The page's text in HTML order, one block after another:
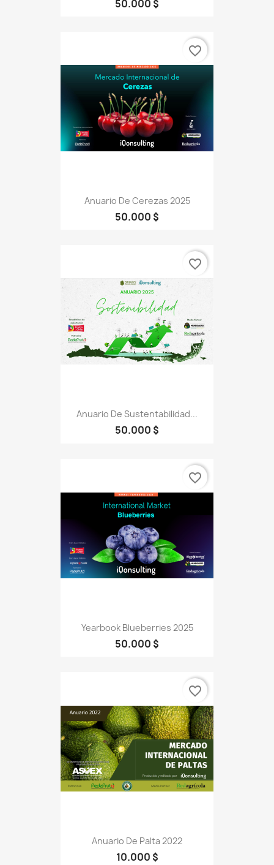
50.000 $
Anuario De Cerezas 2025
50.000 $
favorite_border
Anuario De Sustentabilidad...
50.000 $
favorite_border
Yearbook Blueberries 2025
50.000 $
favorite_border
Anuario De Palta 2022
10.000 $
favorite_border